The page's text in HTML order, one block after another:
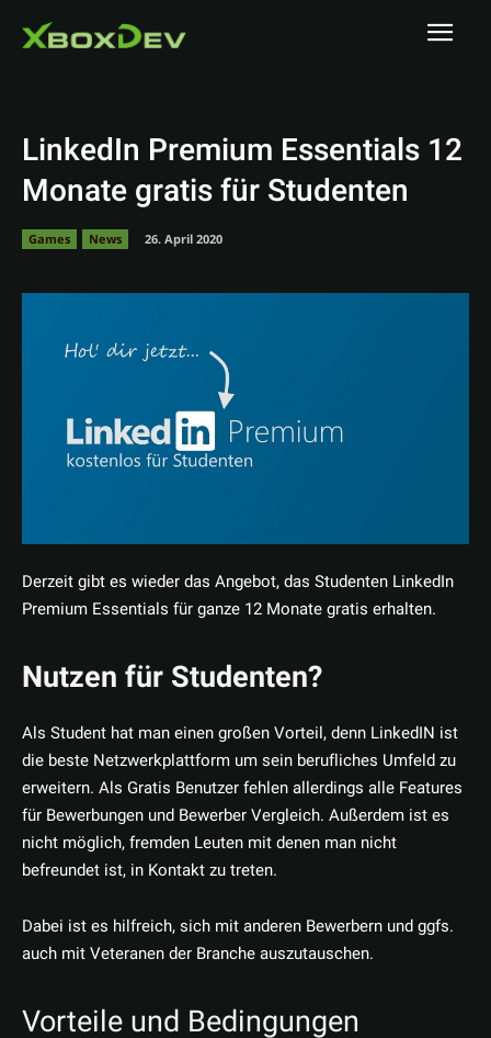
LinkedIn Premium Essentials 12
Monate gratis für Studenten
Games News 26. April 2020
Derzeit gibt es wieder das Angebot, das Studenten LinkedIn
Premium Essentials für ganze 12 Monate gratis erhalten.
Nutzen für Studenten?
Als Student hat man einen großen Vorteil, denn LinkedIN ist
die beste Netzwerkplattform um sein berufliches Umfeld zu
erweitern. Als Gratis Benutzer fehlen allerdings alle Features
für Bewerbungen und Bewerber Vergleich. Außerdem ist es
nicht möglich, fremden Leuten mit denen man nicht
befreundet ist, in Kontakt zu treten.
Dabei ist es hilfreich, sich mit anderen Bewerbern und ggfs.
auch mit Veteranen der Branche auszutauschen.
Vorteile und Bedingungen